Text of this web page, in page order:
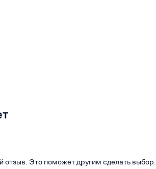
отзыв. Это поможет другим сделать выбор.